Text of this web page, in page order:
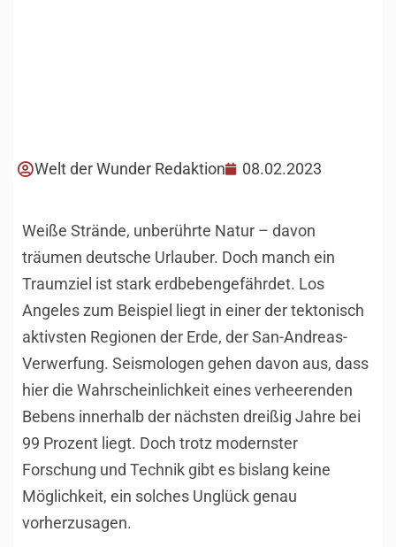
Welt der Wunder Redaktion 08.02.2023
Weiße Strände, unberührte Natur – davon
träumen deutsche Urlauber. Doch manch ein
Traumziel ist stark erdbebengefährdet. Los
Angeles zum Beispiel liegt in einer der tektonisch
aktivsten Regionen der Erde, der San-Andreas-
Verwerfung. Seismologen gehen davon aus, dass
hier die Wahrscheinlichkeit eines verheerenden
Bebens innerhalb der nächsten dreißig Jahre bei
99 Prozent liegt. Doch trotz modernster
Forschung und Technik gibt es bislang keine
Möglichkeit, ein solches Unglück genau
vorherzusagen.